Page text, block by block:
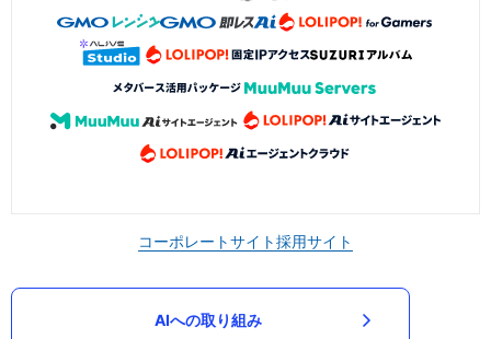
コーポレートサイト採用サイト
AIへの取り組み